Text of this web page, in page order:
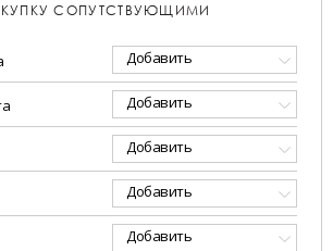
СОПУТСТВУЮЩИМИ
Добавить
Добавить
Добавить
Добавить
Добавить